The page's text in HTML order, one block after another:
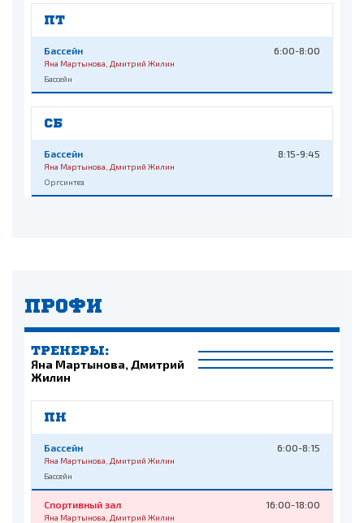
ПТ
Бассейн
Яна Мартынова, Дмитрий Жилин
6:00-8:00
Бассейн
СБ
Бассейн
Яна Мартынова, Дмитрий Жилин
8:15-9:45
Оргсинтез
ПРОФИ
ТРЕНЕРЫ:
Яна Мартынова, Дмитрий
Жилин
ПН
Бассейн
Яна Мартынова, Дмитрий Жилин
6:00-8:15
Бассейн
Спортивный зал
Яна Мартынова, Дмитрий Жилин
16:00-18:00